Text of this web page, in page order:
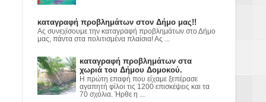
καταγραφή προβλημάτων στον Δήμο μας!!
Ας συνεχίσουμε την καταγραφή προβλημάτων στο Δήμο
μας, πάντα στα πολιτισμένα πλαίσια! Ας ...
καταγραφή προβλημάτων στα
χωριά του Δήμου Δομοκού.
Η πρώτη επαφή που είχαμε ξεπέρασε
αγαπητή φίλοι τις 1200 επισκέψεις και τα
70 σχόλια. Ήρθε η ...